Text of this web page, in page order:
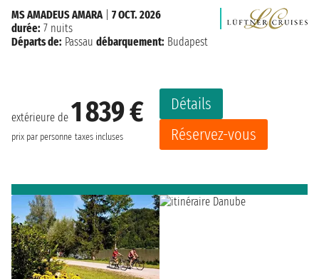
extérieure de 1 839 €
prix par personne taxes incluses
Détails
Réservez-vous
MS AMADEUS AMARA| 7 OCT. 2026
durée: 7 nuits
Départs de: Passau débarquement: Budapest